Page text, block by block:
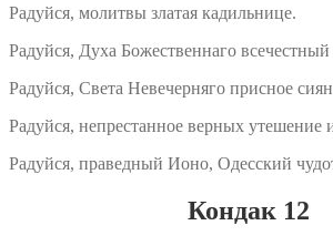
Радуйся, молитвы златая кадильнице.
Радуйся, Духа Божественнаго всечестный
Радуйся, Света Невечерняго присное
Радуйся, непрестанное верных утешение
Радуйся, праведный Ионо, Одесский
Кондак 12